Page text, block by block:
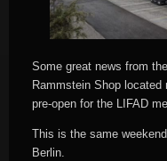
Some great news from
Rammstein Shop
pre-open for the LIFAD
This is the same
Berlin.